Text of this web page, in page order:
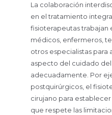
La colaboración
en el tratamiento
fisioterapeutas trabajan
médicos, enfermeros,
otros especialistas para
aspecto del cuidado
adecuadamente. Por
postquirúrgicos, el
cirujano para
que respete las